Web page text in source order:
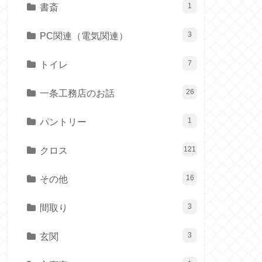
書斎 1
PC関連（電気関連） 3
トイレ 7
一条工務店のお話 26
パントリー 1
クロス 121
その他 16
間取り 3
玄関 3